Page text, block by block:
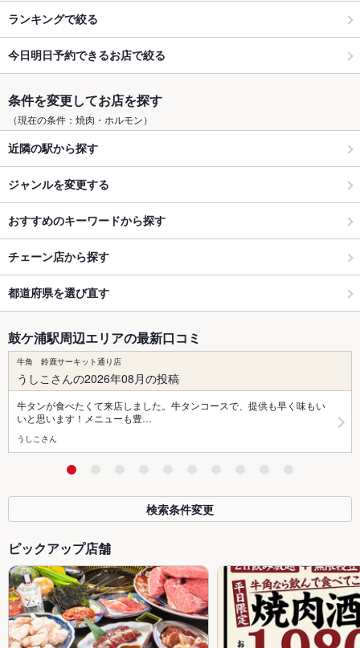
ランキングで絞る
今日明日予約できるお店で絞る
条件を変更してお店を探す
（現在の条件：焼肉・ホルモン）
近隣の駅から探す
ジャンルを変更する
おすすめのキーワードから探す
チェーン店から探す
都道府県を選び直す
鼓ケ浦駅周辺エリアの最新口コミ
牛角 鈴鹿サーキット通り店
うしこさんの2026年08月の投稿
牛タンが食べたくて来店しました。牛タンコースで、提供も早く味もい
いと思います！メニューも豊…
うしこさん
検索条件変更
ピックアップ店舗